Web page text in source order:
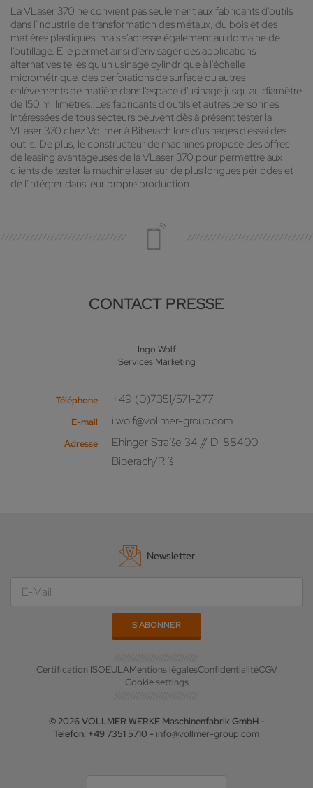
La VLaser 370 ne convient pas seulement aux fabricants d'outils
dans l'industrie de transformation des métaux, du bois et des
matières plastiques, mais s'adresse également au domaine de
l'outillage. Elle permet ainsi d'envisager des applications
alternatives telles qu'un usinage cylindrique à l'échelle
micrométrique, des perforations de surface ou autres
enlèvements de matière dans l'espace d'usinage jusqu'au diamètre
de 150 millimètres. Les fabricants d'outils et autres personnes
intéressées de tous secteurs peuvent dès à présent tester la
VLaser 370 chez Vollmer à Biberach lors d'usinages d'essai des
outils. De plus, le constructeur de machines propose des offres
de leasing avantageuses de la VLaser 370 pour permettre aux
clients de tester la machine laser sur de plus longues périodes et
de l'intégrer dans leur propre production.
CONTACT PRESSE
Ingo Wolf
Services Marketing
Téléphone +49 (0)7351/571-277
E-mail i.wolf@vollmer-group.com
Adresse
Ehinger Straße 34 // D-88400
Biberach/Riß
Newsletter
Certification ISOEULAMentions légalesConfidentialitéCGV
Cookie settings
© 2026 VOLLMER WERKE Maschinenfabrik GmbH -
Telefon: +49 7351 5710 - info@vollmer-group.com